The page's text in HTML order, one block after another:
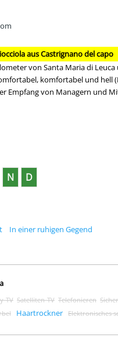
aus Castrignano del capo
von Santa Maria di
komfortabel und hell
Empfang von Managern und
N D
In einer ruhigen Gegend
TV Satelliten-TV Telefonieren Sicher
Haartrockner Elektronisches